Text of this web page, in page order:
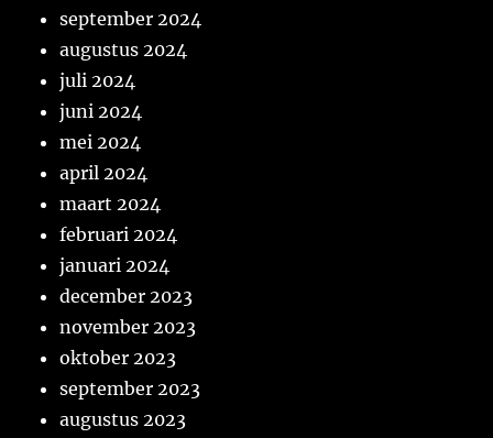
september 2024
augustus 2024
juli 2024
juni 2024
mei 2024
april 2024
maart 2024
februari 2024
januari 2024
december 2023
november 2023
oktober 2023
september 2023
augustus 2023